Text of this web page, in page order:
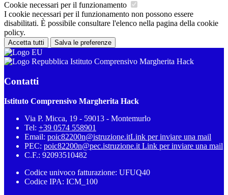
Cookie necessari per il funzionamento
I cookie necessari per il funzionamento non possono essere
disabilitati. È possibile consultare l'elenco nella pagina della cookie
policy.
Accetta tutti Salva le preferenze
Istituto Comprensivo Margherita Hack
Contatti
Istituto Comprensivo Margherita Hack
Via P. Micca, 19 - 59013 - Montemurlo
Tel: +39 0574 558901
Email: poic82200n@istruzione.itLink per inviare una mail
PEC: poic82200n@pec.istruzione.it Link per inviare una mail
C.F.: 92093510482
Codice univoco fatturazione: UFUQ40
Codice IPA: ICM_100